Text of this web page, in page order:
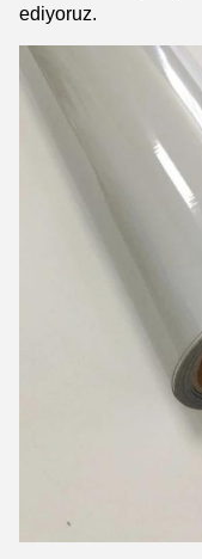
ediyoruz.